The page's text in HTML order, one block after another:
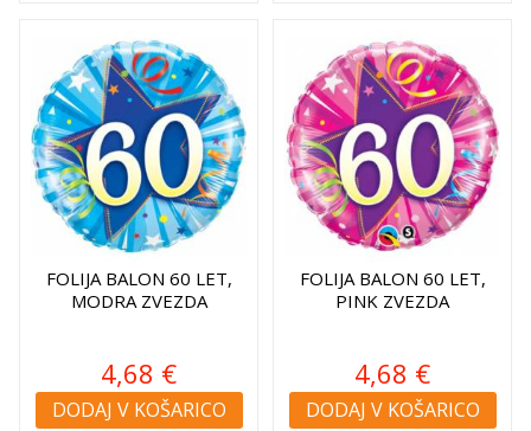
FOLIJA BALON 60 LET,
MODRA ZVEZDA
4,68 €
DODAJ V KOŠARICO
FOLIJA BALON 60 LET,
PINK ZVEZDA
4,68 €
DODAJ V KOŠARICO